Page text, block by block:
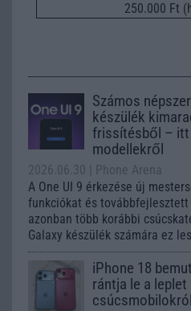
250.000 Ft
Számos
készülék
frissítésből –
modellekről
2026.06.30
| Phone Arena
A One UI 9 érkezése új
funkciókat és
azonban több korábbi
Galaxy készülék számára ez
iPhone 18
rántja le a leplet
csúcsmobilokról